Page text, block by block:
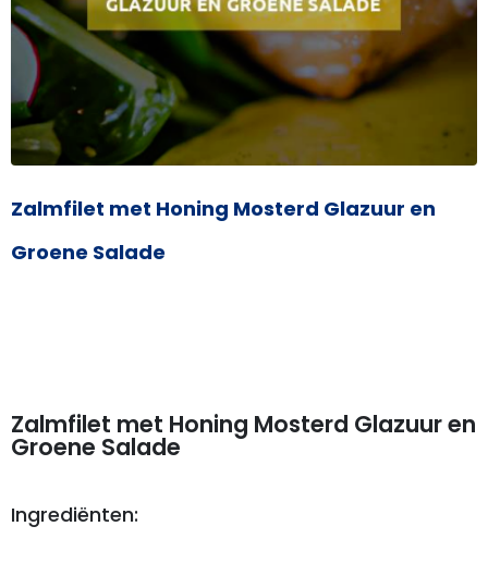
Zalmfilet met Honing Mosterd Glazuur en
Groene Salade
Zalmfilet met Honing Mosterd Glazuur en
Groene Salade
Ingrediënten: